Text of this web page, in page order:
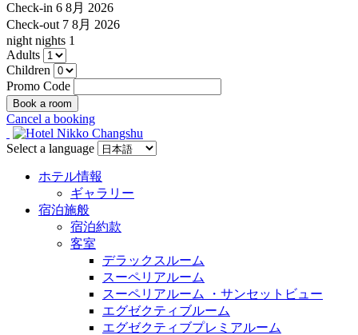
Check-in 6 8月 2026
Check-out 7 8月 2026
night nights 1
Adults
Children
Promo Code
Cancel a booking
Select a language
ホテル情報
ギャラリー
宿泊施般
宿泊約款
客室
デラックスルーム
スーペリアルーム
スーペリアルーム ・サンセットビュー
エグゼクティブルーム
エグゼクティブプレミアルーム